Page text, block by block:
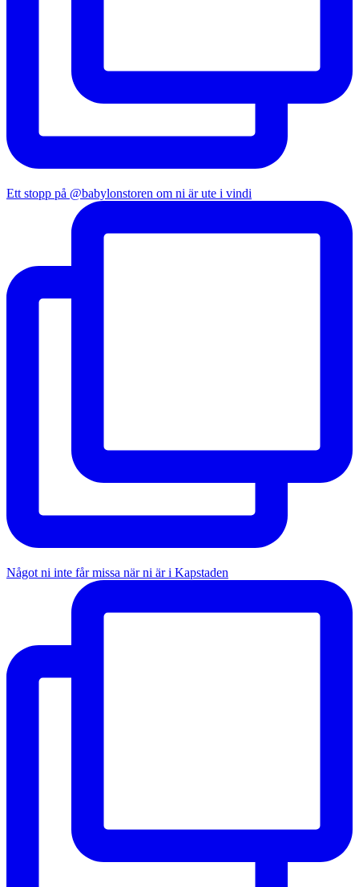
Ett stopp på @babylonstoren om ni är ute i vindi
Något ni inte får missa när ni är i Kapstaden